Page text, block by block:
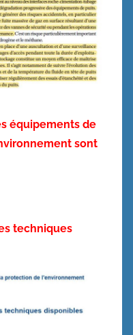
équipements de
sont
techniques